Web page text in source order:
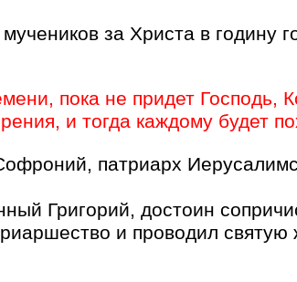
за Христа в годину
пока не придет Господь,
и тогда каждому будет
патриарх
Григорий, достоин
и проводил святую